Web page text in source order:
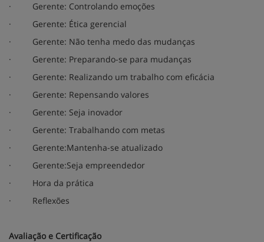
·
Gerente: Controlando emoções
·
Gerente: Ética gerencial
·
Gerente: Não tenha medo das mudanças
·
Gerente: Preparando-se para mudanças
·
Gerente: Realizando um trabalho com eficácia
·
Gerente: Repensando valores
·
Gerente: Seja inovador
·
Gerente: Trabalhando com metas
·
Gerente:Mantenha-se atualizado
·
Gerente:Seja empreendedor
·
Hora da prática
·
Reflexões
Avaliação e Certificação